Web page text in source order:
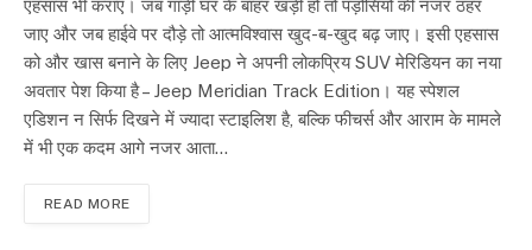
एहसास भी कराए। जब गाड़ी घर के बाहर खड़ी हो तो पड़ोसियों की नजर ठहर
जाए और जब हाईवे पर दौड़े तो आत्मविश्वास खुद-ब-खुद बढ़ जाए। इसी एहसास
को और खास बनाने के लिए Jeep ने अपनी लोकप्रिय SUV मेरिडियन का नया
अवतार पेश किया है – Jeep Meridian Track Edition। यह स्पेशल
एडिशन न सिर्फ दिखने में ज्यादा स्टाइलिश है, बल्कि फीचर्स और आराम के मामले
में भी एक कदम आगे नजर आता…
READ MORE